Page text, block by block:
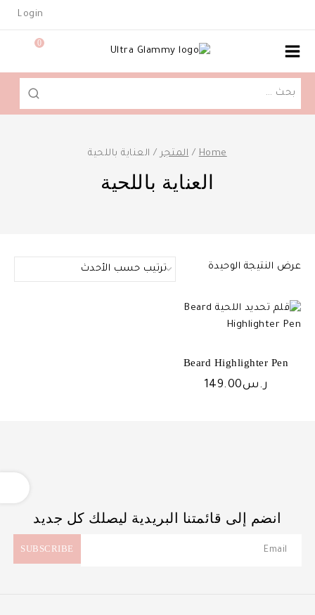
Login
0
البحث
Home
/ المتجر / العناية باللحية
العناية باللحية
عرض النتيجة الوحيدة
Beard Highlighter Pen
ر.س149.00
انضم إلى قائمتنا البريدية ليصلك كل جديد